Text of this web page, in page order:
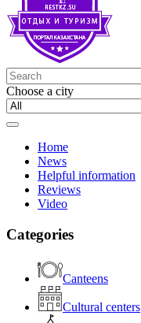
Choose a city
Home
News
Helpful information
Reviews
Video
Categories
Canteens
Cultural centers